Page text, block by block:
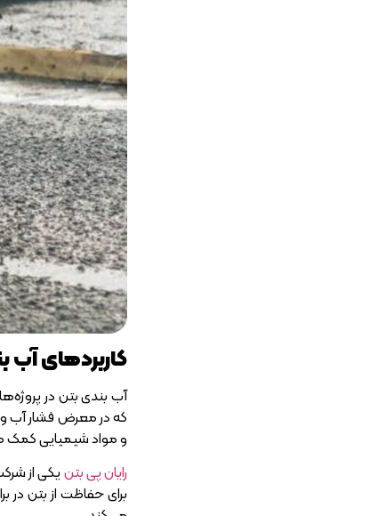
کاربردهای
آب بندی بتن در
که در معرض فشار آب و
و مواد شیمیایی کمک
رایان پی بتنیکی از
برای حفاظت از بتن در